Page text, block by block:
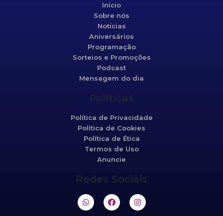
Início
Sobre nós
Notícias
Aniversários
Programação
Sorteios e Promoções
Podcast
Mensagem do dia
Políticas
Política de Privacidade
Política de Cookies
Política de Ética
Termos de Uso
Anuncie
Redes Sociais